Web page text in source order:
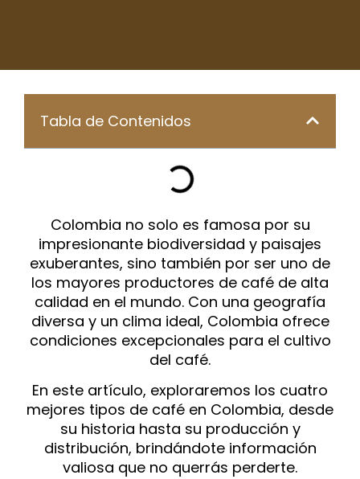
Tabla de Contenidos
Colombia no solo es famosa por su
impresionante biodiversidad y paisajes
exuberantes, sino también por ser uno de
los mayores productores de café de alta
calidad en el mundo. Con una geografía
diversa y un clima ideal, Colombia ofrece
condiciones excepcionales para el cultivo
del café.
En este artículo, exploraremos los cuatro
mejores tipos de café en Colombia, desde
su historia hasta su producción y
distribución, brindándote información
valiosa que no querrás perderte.